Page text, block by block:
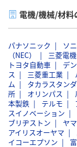
電機/機械/材料
パナソニック ソ
（NEC）
三菱電機
トヨタ自動車
デ
ス
三菱重工業
ム
タカラスタン
所
オリンパス
本製鉄
テルモ
スイノベーション
ブリヂストン
ヤ
アイリスオーヤマ
イコーエプソン